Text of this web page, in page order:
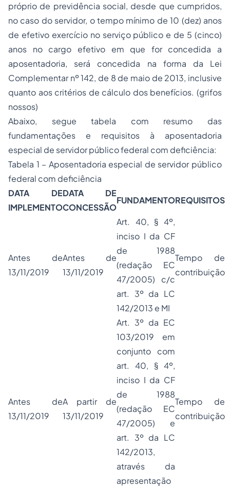
próprio de previdência social, desde que cumpridos,
no caso do servidor, o tempo mínimo de 10 (dez) anos
de efetivo exercício no serviço público e de 5 (cinco)
anos no cargo efetivo em que for concedida a
aposentadoria, será concedida na forma da Lei
Complementar nº 142, de 8 de maio de 2013, inclusive
quanto aos critérios de cálculo dos benefícios. (grifos
nossos)
Abaixo, segue tabela com resumo das
fundamentações e requisitos à aposentadoria
especial de servidor público federal com deficiência:
Tabela 1 – Aposentadoria especial de servidor público
federal com deficiência
DATA DE
IMPLEMENTO
DATA DE
CONCESSÃO
FUNDAMENTOREQUISITOS
Antes de
13/11/2019
Antes de
13/11/2019
Art. 40, § 4º,
inciso I da CF
de 1988
(redação EC
47/2005) c/c
art. 3º da LC
142/2013 e MI
Tempo de
contribuição
Antes de
13/11/2019
A partir de
13/11/2019
Art. 3º da EC
103/2019 em
conjunto com
art. 40, § 4º,
inciso I da CF
de 1988
(redação EC
47/2005) e
art. 3º da LC
142/2013,
através da
apresentação
Tempo de
contribuição